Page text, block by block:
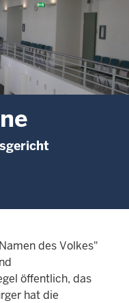
des Volkes"
öffentlich, das
hat die